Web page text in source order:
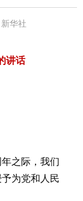
华社
讲话
之际，我们
为党和人民